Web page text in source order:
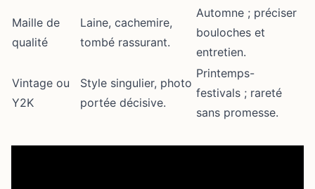
Maille de
qualité
Laine, cachemire,
tombé rassurant.
Automne ; préciser
bouloches et
entretien.
Vintage ou
Y2K
Style singulier, photo
portée décisive.
Printemps-
festivals ; rareté
sans promesse.